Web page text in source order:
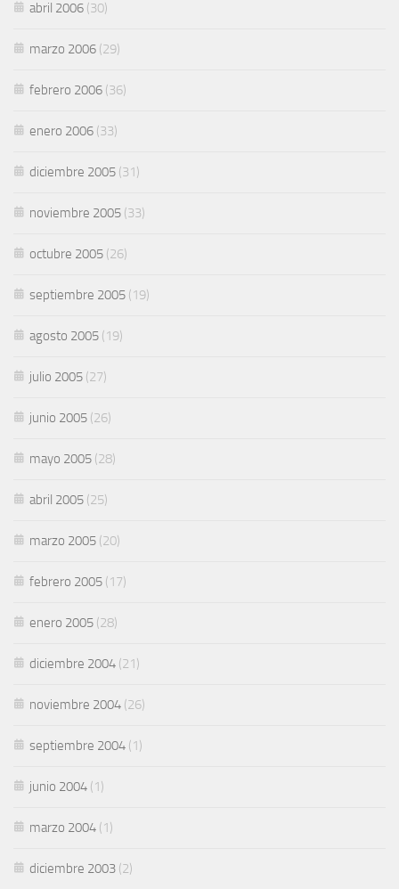
abril 2006 (30)
marzo 2006 (29)
febrero 2006 (36)
enero 2006 (33)
diciembre 2005 (31)
noviembre 2005 (33)
octubre 2005 (26)
septiembre 2005 (19)
agosto 2005 (19)
julio 2005 (27)
junio 2005 (26)
mayo 2005 (28)
abril 2005 (25)
marzo 2005 (20)
febrero 2005 (17)
enero 2005 (28)
diciembre 2004 (21)
noviembre 2004 (26)
septiembre 2004 (1)
junio 2004 (1)
marzo 2004 (1)
diciembre 2003 (2)